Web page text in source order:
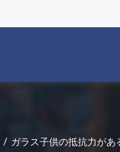
/ ガラス子供の抵抗力があ